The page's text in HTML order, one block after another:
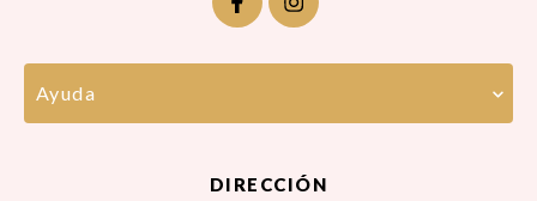
Ayuda
DIRECCIÓN